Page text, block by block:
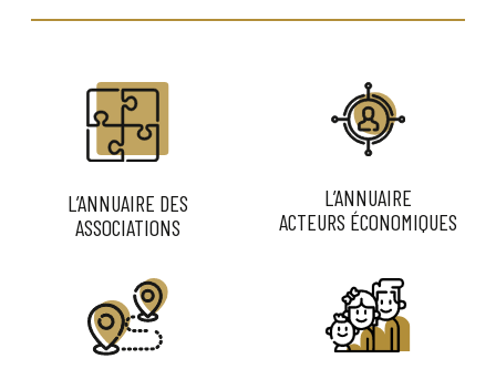
L’ANNUAIRE DES
ASSOCIATIONS
L’ANNUAIRE
ACTEURS ÉCONOMIQUES